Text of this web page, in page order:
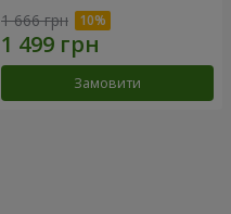
1 666 грн
Замовити